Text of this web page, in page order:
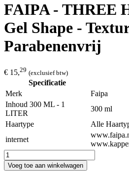
FAIPA - THREE
Gel Shape -
Parabenenvrij
€ 15,29 (exclusief btw)
Specificatie
Merk
Faipa
Inhoud 300 ML - 1
LITER
300 ml
Haartype
Alle
internet
Voeg toe aan winkelwagen